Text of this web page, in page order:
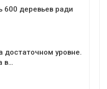
600 деревьев ради
достаточном уровне.
в…